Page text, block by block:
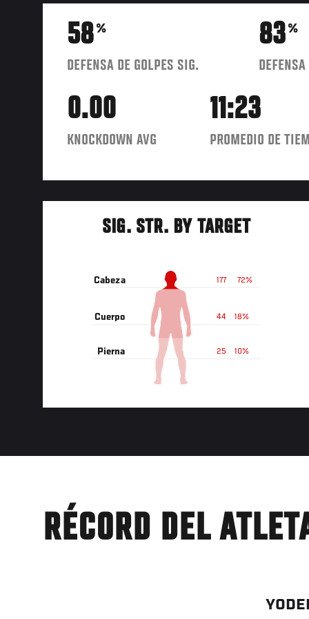
58%
DEFENSA DE GOLPES SIG.
83 %
0.00
KNOCKDOWN AVG
11:23
PROMEDIO DE
SIG. STR. BY TARGET
72%
177
Cabeza
18%
44
Cuerpo
10%
25
Pierna
RÉCORD DEL